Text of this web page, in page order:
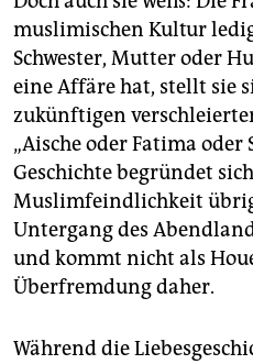
muslimischen Kultur
Schwester, Mutter oder
eine Affäre hat, stellt sie
zukünftigen
„Aische oder Fatima oder
Geschichte begründet
Muslimfeindlichkeit
Untergang des
und kommt nicht als
Überfremdung daher.
Während die